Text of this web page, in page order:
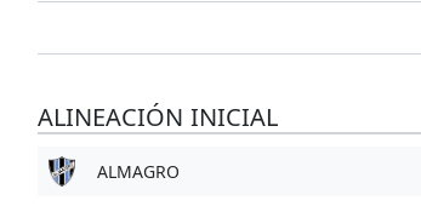
ALINEACIÓN INICIAL
ALMAGRO